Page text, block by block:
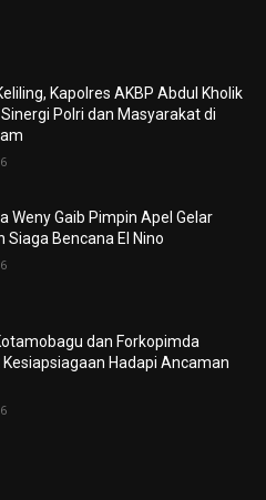
Kapolres AKBP Abdul Kholik
Polri dan Masyarakat di
Weny Gaib Pimpin Apel Gelar
Siaga Bencana El Nino
dan Forkopimda
Kesiapsiagaan Hadapi Ancaman